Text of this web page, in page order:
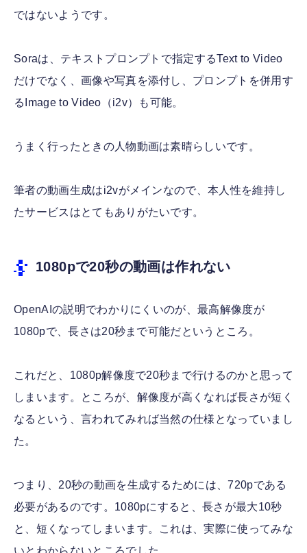
ではないようです。
Soraは、テキストプロンプトで指定するText to Video
だけでなく、画像や写真を添付し、プロンプトを併用す
るImage to Video（i2v）も可能。
うまく行ったときの人物動画は素晴らしいです。
筆者の動画生成はi2vがメインなので、本人性を維持し
たサービスはとてもありがたいです。
1080pで20秒の動画は作れない
OpenAIの説明でわかりにくいのが、最高解像度が
1080pで、長さは20秒まで可能だというところ。
これだと、1080p解像度で20秒まで行けるのかと思って
しまいます。ところが、解像度が高くなれば長さが短く
なるという、言われてみれば当然の仕様となっていまし
た。
つまり、20秒の動画を生成するためには、720pである
必要があるのです。1080pにすると、長さが最大10秒
と、短くなってしまいます。これは、実際に使ってみな